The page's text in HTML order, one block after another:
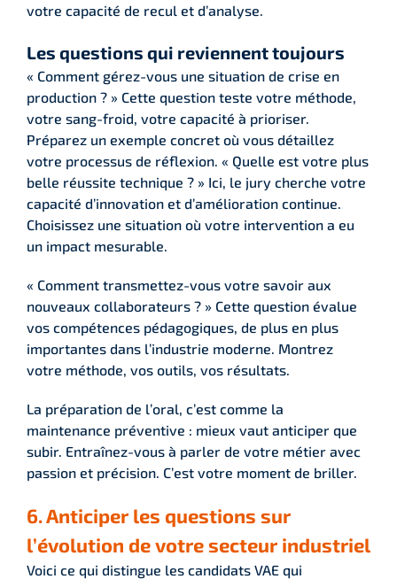
votre capacité de recul et d’analyse.
Les questions qui reviennent toujours
« Comment gérez-vous une situation de crise en
production ? » Cette question teste votre méthode,
votre sang-froid, votre capacité à prioriser.
Préparez un exemple concret où vous détaillez
votre processus de réflexion. « Quelle est votre plus
belle réussite technique ? » Ici, le jury cherche votre
capacité d’innovation et d’amélioration continue.
Choisissez une situation où votre intervention a eu
un impact mesurable.
« Comment transmettez-vous votre savoir aux
nouveaux collaborateurs ? » Cette question évalue
vos compétences pédagogiques, de plus en plus
importantes dans l’industrie moderne. Montrez
votre méthode, vos outils, vos résultats.
La préparation de l’oral, c’est comme la
maintenance préventive : mieux vaut anticiper que
subir. Entraînez-vous à parler de votre métier avec
passion et précision. C’est votre moment de briller.
6. Anticiper les questions sur
l’évolution de votre secteur industriel
Voici ce qui distingue les candidats VAE qui